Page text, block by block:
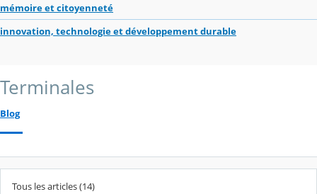
mémoire et citoyenneté
innovation, technologie et développement durable
Terminales
Blog
Tous les articles (14)